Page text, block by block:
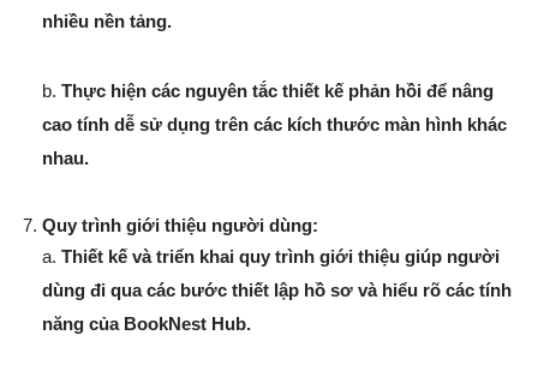
nhiều nền tảng.
b. Thực hiện các nguyên tắc thiết kế phản hồi để nâng
cao tính dễ sử dụng trên các kích thước màn hình khác
nhau.
Quy trình giới thiệu người dùng:
a. Thiết kế và triển khai quy trình giới thiệu giúp người
dùng đi qua các bước thiết lập hồ sơ và hiểu rõ các tính
năng của BookNest Hub.